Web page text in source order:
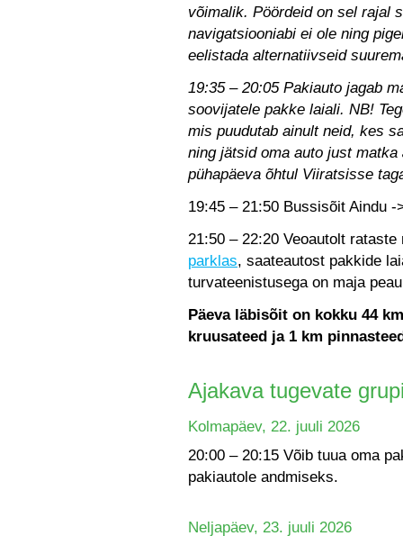
võimalik. Pöördeid on sel rajal
navigatsiooniabi ei ole ning
eelistada alternatiivseid
19:35 – 20:05 Pakiauto jagab
soovijatele pakke laiali. NB!
mis puudutab ainult neid, kes
ning jätsid oma auto just matka
pühapäeva õhtul Viiratsisse
19:45 – 21:50 Bussisõit Aindu -
21:50 – 22:20 Veoautolt
parklas, saateautost pakkide
turvateenistusega on maja
Päeva läbisõit on kokku 44
kruusateed ja 1 km
Ajakava tugevate
Kolmapäev, 22. juuli 2026
20:00 – 20:15 Võib tuua oma
pakiautole andmiseks.
Neljapäev, 23. juuli 2026